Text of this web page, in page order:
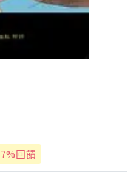
回饋